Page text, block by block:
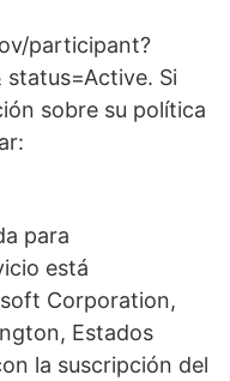
participant?
Si
sobre su política
para
está
Corporation,
Estados
la suscripción del